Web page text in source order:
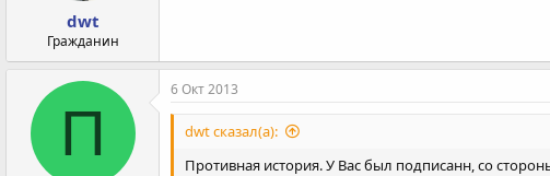
dwt
Гражданин
П
6 Окт 2013
dwt сказал(а):
Противная история. У Вас был подписанн, со